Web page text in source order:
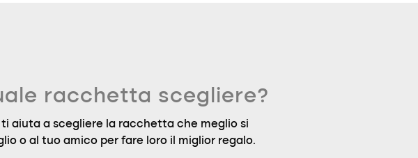
racchetta scegliere?
ti aiuta a scegliere la racchetta che meglio si
o al tuo amico per fare loro il miglior regalo.